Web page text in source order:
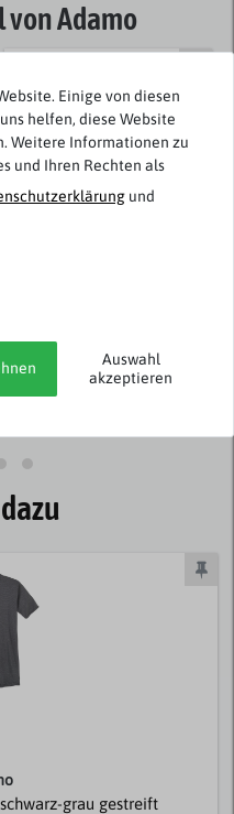
von Adamo
31,95 € *
grau gestreift
Einige von diesen
helfen, diese Website
Weitere Informationen zu
und Ihren Rechten als
und
Auswahl
akzeptieren